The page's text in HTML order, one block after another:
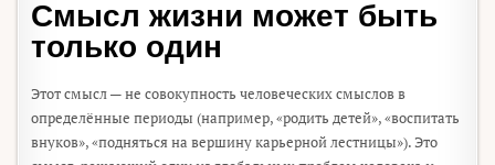
Смысл жизни может быть
только один
Этот смысл — не совокупность человеческих смыслов в
определённые периоды (например, «родить детей», «воспитать
внуков», «подняться на вершину карьерной лестницы»). Это